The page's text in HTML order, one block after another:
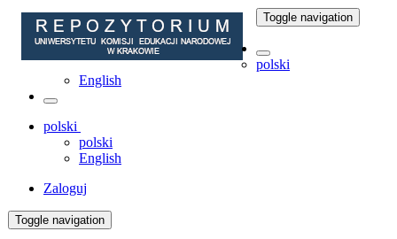
Toggle navigation
polski
English
polski
polski
English
Zaloguj
Toggle navigation